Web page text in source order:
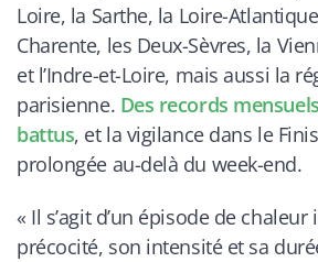
Loire, la Sarthe, la Loire-
Charente, les Deux-Sèvres, la
et l’Indre-et-Loire, mais aussi la
parisienne. Des records
battus, et la vigilance dans le
prolongée au-delà du week-end.
« Il s’agit d’un épisode de
précocité, son intensité et sa